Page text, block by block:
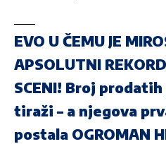
EVO U ČEMU JE
APSOLUTNI
SCENI! Broj
tiraži – a njegova
postala OGROMAN